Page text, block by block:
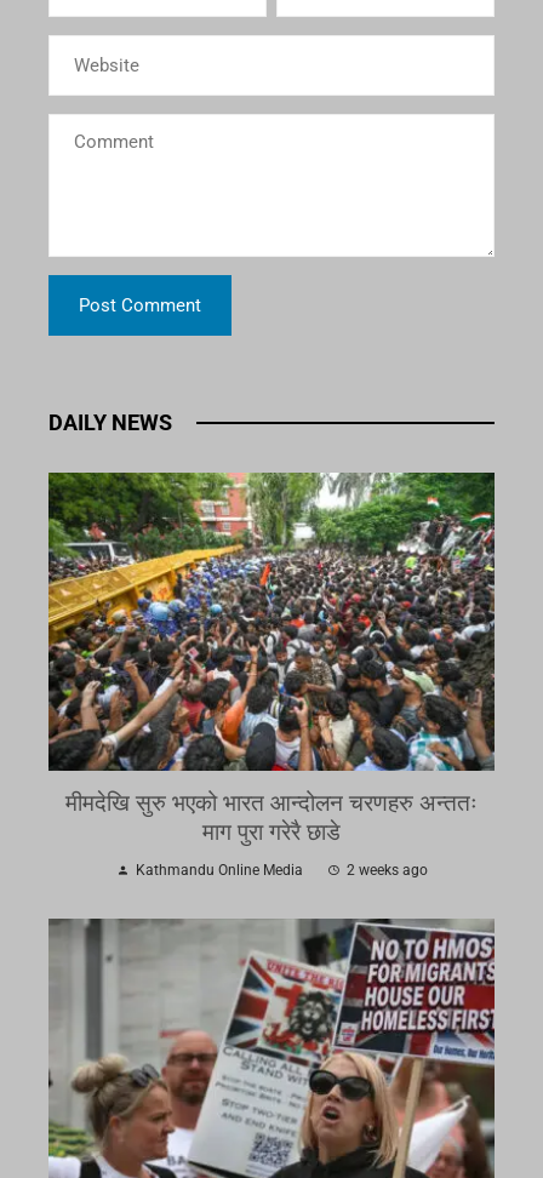
DAILY NEWS
मीमदेखि सुरु भएको भारत आन्दोलन चरणहरु अन्ततः
माग पुरा गरेरै छाडे
Kathmandu Online Media 2 weeks ago